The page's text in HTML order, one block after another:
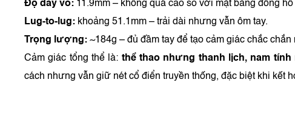
Độ dày vỏ: 11.9mm – không quá cao so với mặt bằng đồng
Lug-to-lug: khoảng 51.1mm – trải dài nhưng vẫn ôm tay.
Trọng lượng: ~184g – đủ đầm tay để tạo cảm giác chắc
Cảm giác tổng thể là: thể thao nhưng thanh lịch, nam
cách nhưng vẫn giữ nét cổ điển truyền thống, đặc biệt khi kết